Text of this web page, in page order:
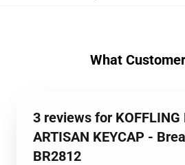
What
3 reviews for KOFFLING
ARTISAN KEYCAP -
BR2812